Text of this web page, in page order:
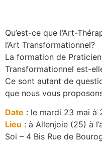
Qu’est-ce que l’Art-
l’Art Transformationnel?
La formation de
Transformationnel est-
Ce sont autant de
que nous vous
Date : le mardi 23 mai à
Lieu : à Allenjoie (25) à
Soi – 4 Bis Rue de